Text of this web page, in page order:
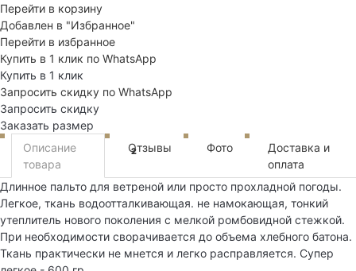
Перейти в корзину
Добавлен в "Избранное"
Перейти в избранное
Купить в 1 клик по WhatsApp
Купить в 1 клик
Запросить скидку по WhatsApp
Запросить скидку
Заказать размер
Описание
товара
Отзывы
2 Фото
Доставка и
оплата
Длинное пальто для ветреной или просто прохладной погоды.
Легкое, ткань водоотталкивающая. не намокающая, тонкий
утеплитель нового поколения с мелкой ромбовидной стежкой.
При необходимости сворачивается до объема хлебного батона.
Ткань практически не мнется и легко расправляется. Супер